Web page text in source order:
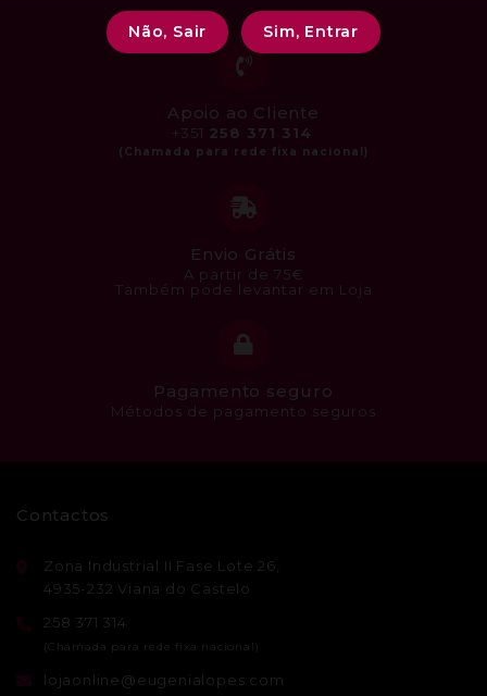
Apoio ao Cliente
+351 258 371 314
Envio Grátis
A partir de 75€
Também pode levantar em Loja
Pagamento seguro
Métodos de pagamento seguros
Contactos
Zona Industrial II Fase Lote 26,
4935-232 Viana do Castelo
258 371 314
lojaonline@eugenialopes.com
Não, Sair Sim, Entrar